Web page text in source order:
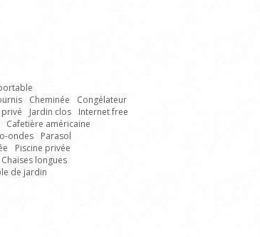
Cheminée
Congélateur
privé Jardin clos
Internet free
Cafetière américaine
ondes
Parasol
Piscine privée
Chaises longues
de jardin